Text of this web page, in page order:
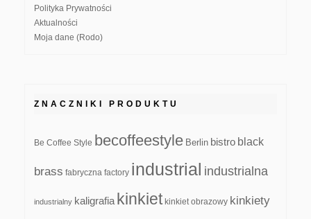
Polityka Prywatności
Aktualności
Moja dane (Rodo)
ZNACZNIKI PRODUKTU
Be Coffee Style becoffeestyle Berlin bistro black
brass fabryczna factory industrial industrialna
industrialny kaligrafia kinkiet kinkiet obrazowy kinkiety